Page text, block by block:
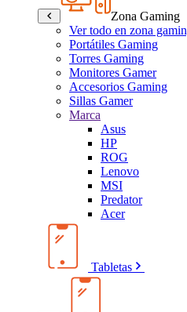
Zona Gaming
Ver todo en zona
Portátiles Gaming
Torres Gaming
Monitores Gamer
Accesorios Gaming
Sillas Gamer
Marca
Asus
HP
ROG
Lenovo
MSI
Predator
Acer
Tabletas